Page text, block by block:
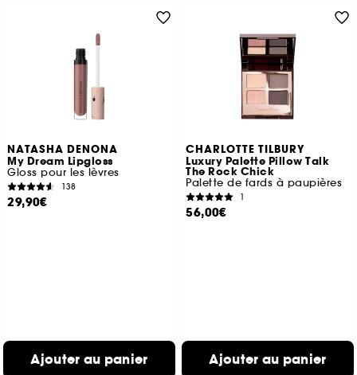
NATASHA DENONA
My Dream Lipgloss
Gloss pour les lèvres
138
29,90€
Ajouter au panier
CHARLOTTE TILBURY
Luxury Palette Pillow Talk
The Rock Chick
Palette de fards à paupières
1
56,00€
Ajouter au panier